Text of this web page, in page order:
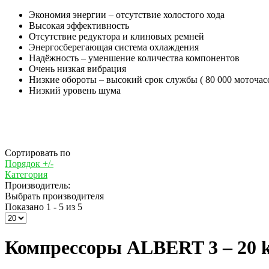
Экономия энергии – отсутствие холостого хода
Высокая эффективность
Отсутствие редуктора и клиновых ремней
Энергосберегающая система охлаждения
Надёжность – уменшение количества компонентов
Очень низкая вибрация
Низкие обороты – высокий срок службы ( 80 000
Низкий уровень шума
Сортировать по
Порядок +/-
Категория
Производитель:
Выбрать производителя
Показано 1 - 5 из 5
Компрессоры ALBERT 3 – 20